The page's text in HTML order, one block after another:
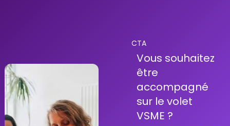
CTA
Vous souhaitez
être
accompagné
sur le volet
VSME ?